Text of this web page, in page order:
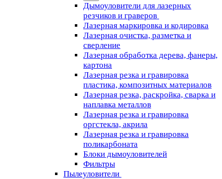
Дымоуловители для лазерных
резчиков и граверов
Лазерная маркировка и кодировка
Лазерная очистка, разметка и
сверление
Лазерная обработка дерева, фанеры,
картона
Лазерная резка и гравировка
пластика, композитных материалов
Лазерная резка, раскройка, сварка и
наплавка металлов
Лазерная резка и гравировка
оргстекла, акрила
Лазерная резка и гравировка
поликарбоната
Блоки дымоуловителей
Фильтры
Пылеуловители